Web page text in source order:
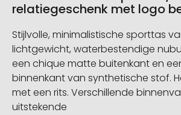
relatiegeschenk met logo
Stijlvolle, minimalistische sporttas
lichtgewicht, waterbestendige
een chique matte buitenkant en
binnenkant van synthetische stof.
met een rits. Verschillende
uitstekende